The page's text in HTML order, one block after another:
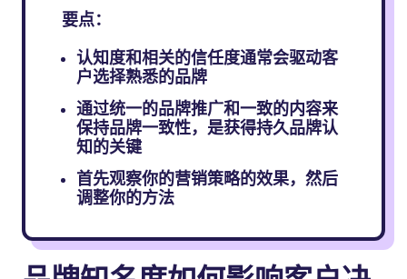
要点：
认知度和相关的信任度通常会驱动客
户选择熟悉的品牌
通过统一的品牌推广和一致的内容来
保持品牌一致性，是获得持久品牌认
知的关键
首先观察你的营销策略的效果，然后
调整你的方法